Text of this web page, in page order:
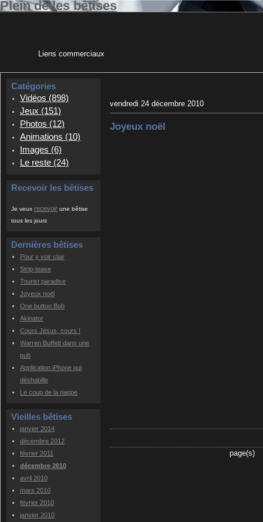
Plein de les bêtises
Liens commerciaux
Catégories
Vidéos (898)
Jeux (151)
Photos (12)
Animations (10)
Images (6)
Le reste (24)
Recevoir les bêtises
Je veux recevoir une bêtise
tous les jours
Dernières bêtises
Pour y voir clair
Strip-tease
Tourist paradise
Joyeux noël
One button Bob
Akinator
Cours Jésus, cours !
Warren Buffett dans une
pub
Application iPhone qui
déshabille
Le coup de la nappe
Vieilles bêtises
janvier 2014
décembre 2012
février 2011
décembre 2010
avril 2010
mars 2010
février 2010
janvier 2010
vendredi 24 décembre 2010
Joyeux noël
page(s)